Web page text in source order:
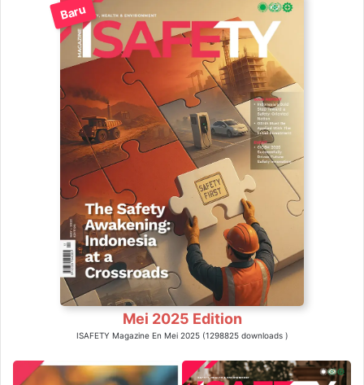
Baru
Mei 2025 Edition
ISAFETY Magazine En Mei 2025 (1298825 downloads )